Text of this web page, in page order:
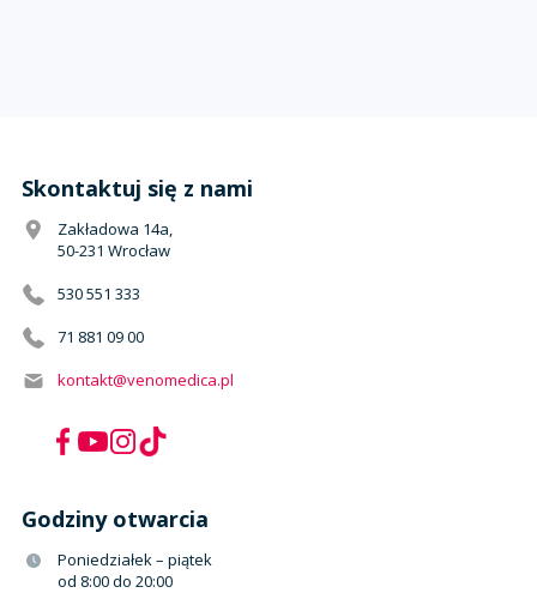
Skontaktuj się z nami
Zakładowa 14a,
50-231 Wrocław
530 551 333
71 881 09 00
kontakt@venomedica.pl
Godziny otwarcia
Poniedziałek – piątek
od 8:00 do 20:00